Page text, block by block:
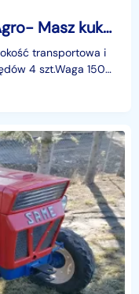
Siewnik punktowy Falcon Agro- Masz kukurydza elektryczny
transportowa i
4 szt.Waga 1500
45-80 cmP